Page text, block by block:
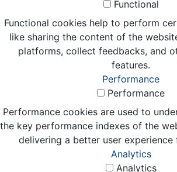
Functional
Functional cookies help to perform
like sharing the content of the
platforms, collect feedbacks, and
features.
Performance
Performance
Performance cookies are used to
the key performance indexes of the
delivering a better user
Analytics
Analytics